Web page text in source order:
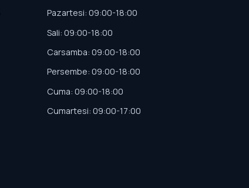
Pazartesi: 09:00-18:00
Sali: 09:00-18:00
Carsamba: 09:00-18:00
Persembe: 09:00-18:00
Cuma: 09:00-18:00
Cumartesi: 09:00-17:00